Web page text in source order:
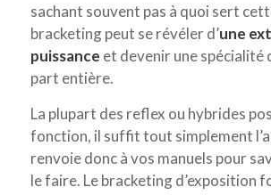
sachant souvent pas à quoi sert
bracketing peut se révéler d’une
puissance et devenir une spécialité
part entière.
La plupart des reflex ou hybrides
fonction, il suffit tout simplement
renvoie donc à vos manuels pour
le faire. Le bracketing d’exposition